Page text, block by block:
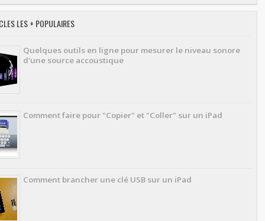
LES + POPULAIRES
Quelques outils en ligne pour mesurer le niveau sonore
d'une source accoustique
Comment faire pour "Copier" et "Coller" sur un iPad
Comment brancher une clé USB sur un iPad